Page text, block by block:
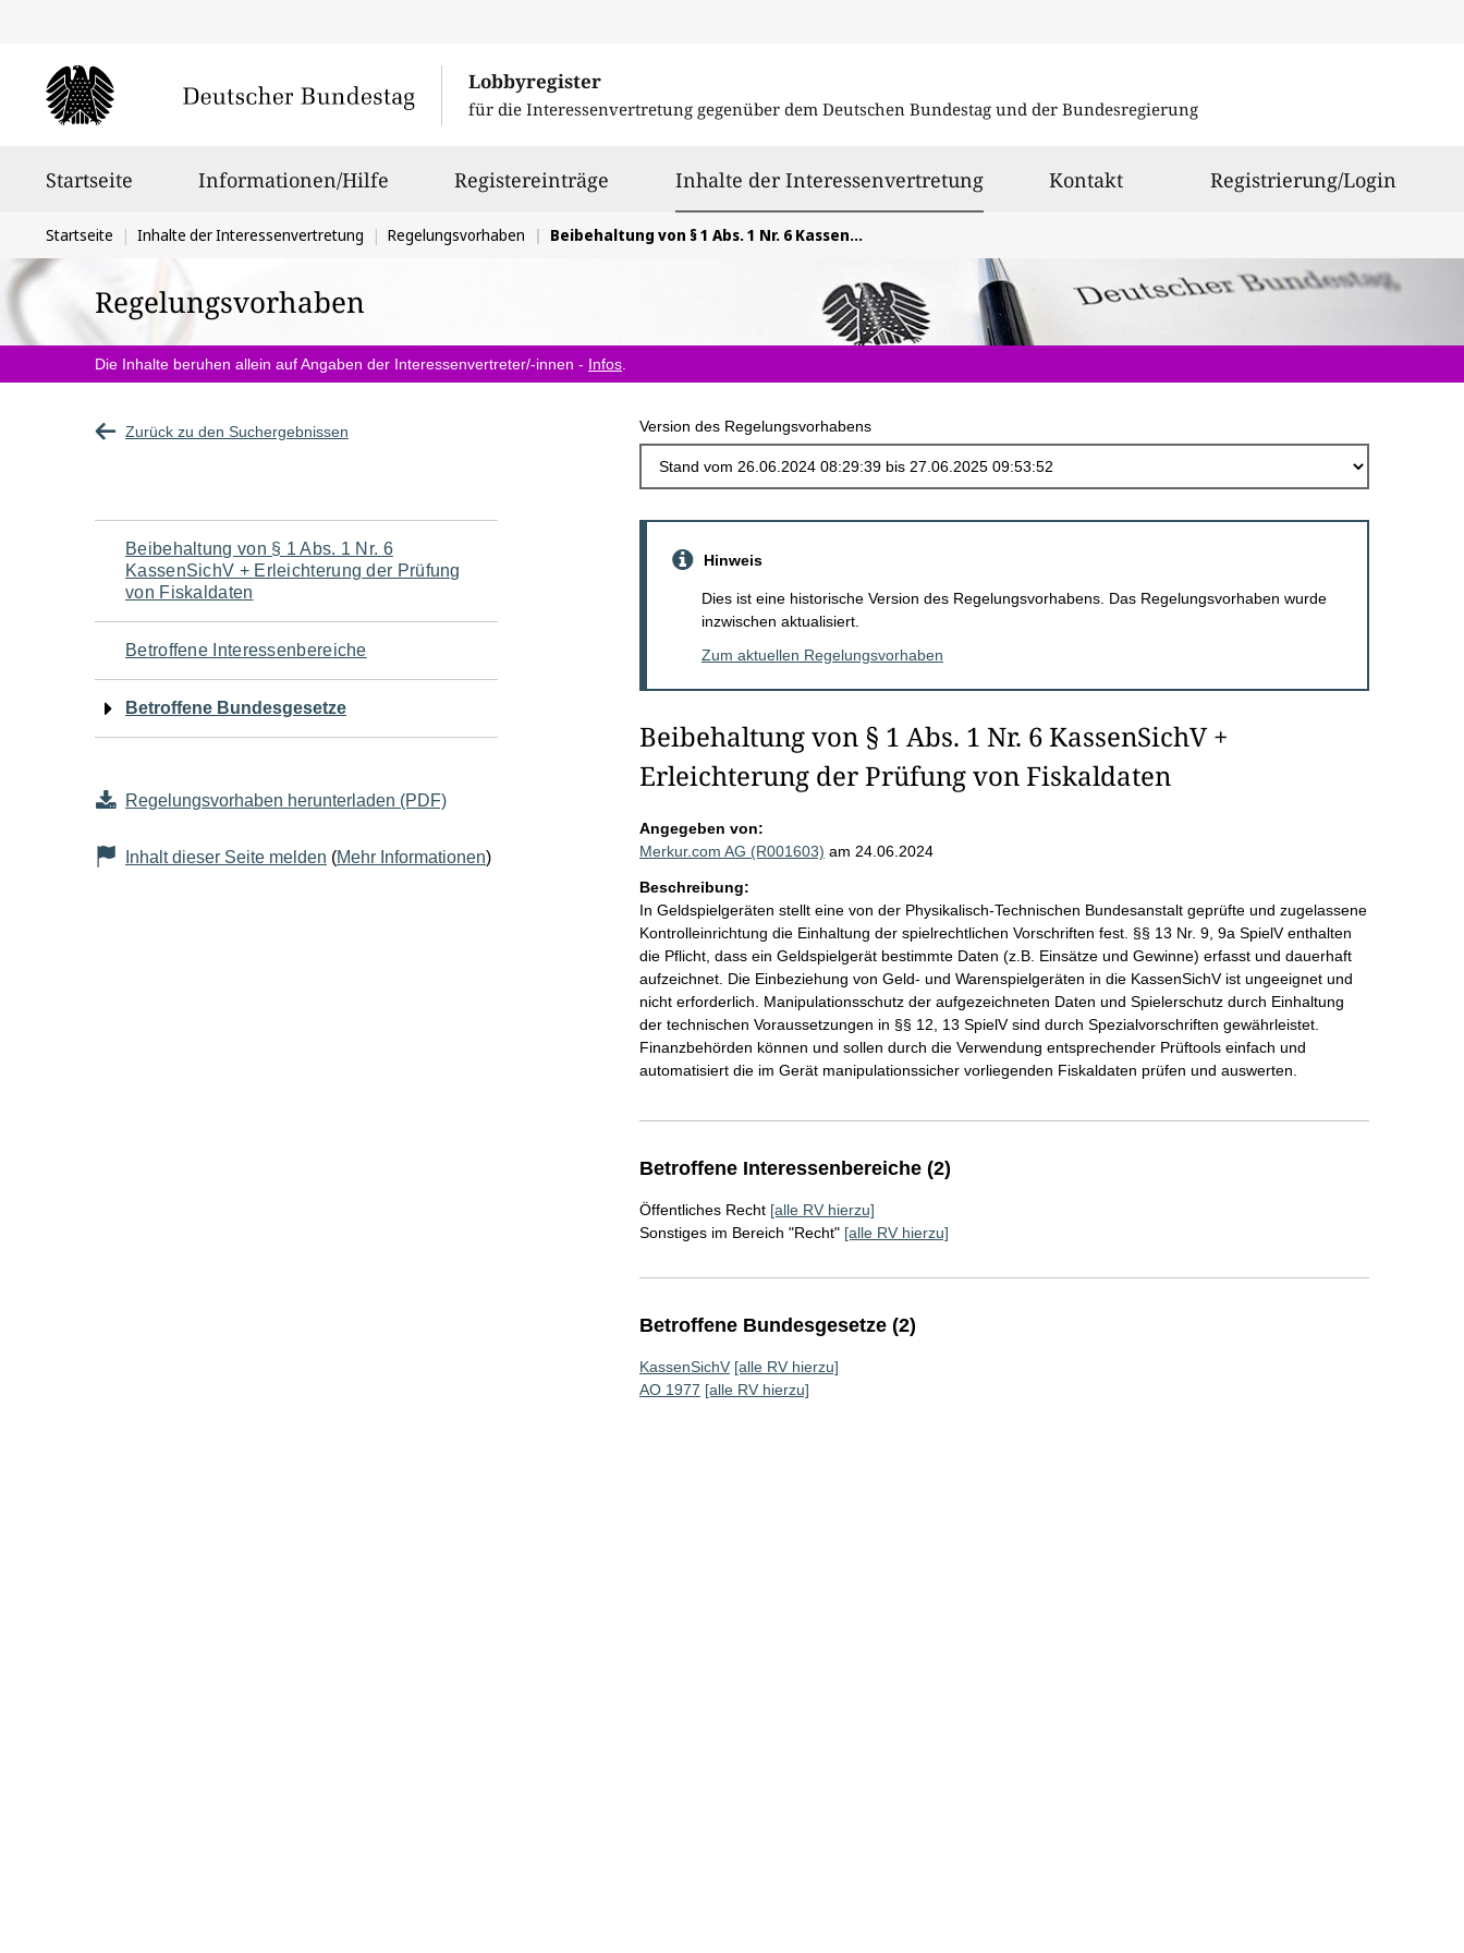
Lobbyregister
für die Interessenvertretung gegenüber dem Deutschen Bundestag und der Bundesregierung
Startseite Informationen/Hilfe Registereinträge Inhalte der Interessenvertretungausgewählt
Kontakt Registrierung/Login
Sie
befinden
sich
hier:
Startseite Inhalte der Interessenvertretung Regelungsvorhaben Beibehaltung von § 1 Abs. 1 Nr. 6 KassenSichV + Erleichterung der Prüfung von Fiskaldaten
Regelungsvorhaben
Die Inhalte beruhen allein auf Angaben der Interessenvertreter/-innen - Infos
Zurück zu den Suchergebnissen Version des Regelungsvorhabens
Navigation
für
den
Seiteninhalt
Beibehaltung von § 1 Abs. 1 Nr. 6
KassenSichV + Erleichterung der Prüfung
von Fiskaldaten
Betroffene Interessenbereiche
Betroffene Bundesgesetze
Regelungsvorhaben herunterladen (PDF)
Inhalt dieser Seite melden (Mehr Informationen)
Hinweis
Dies ist eine historische Version des Regelungsvorhabens. Das Regelungsvorhaben wurde
inzwischen aktualisiert.
Zum aktuellen Regelungsvorhaben
Beibehaltung von § 1 Abs. 1 Nr. 6 KassenSichV +
Erleichterung der Prüfung von Fiskaldaten
Angegeben von:
Merkur.com AG (R001603) am 24.06.2024
Beschreibung:
In Geldspielgeräten stellt eine von der Physikalisch-Technischen Bundesanstalt geprüfte und zugelassene
Kontrolleinrichtung die Einhaltung der spielrechtlichen Vorschriften fest. §§ 13 Nr. 9, 9a SpielV enthalten
die Pflicht, dass ein Geldspielgerät bestimmte Daten (z.B. Einsätze und Gewinne) erfasst und dauerhaft
aufzeichnet. Die Einbeziehung von Geld- und Warenspielgeräten in die KassenSichV ist ungeeignet und
nicht erforderlich. Manipulationsschutz der aufgezeichneten Daten und Spielerschutz durch Einhaltung
der technischen Voraussetzungen in §§ 12, 13 SpielV sind durch Spezialvorschriften gewährleistet.
Finanzbehörden können und sollen durch die Verwendung entsprechender Prüftools einfach und
automatisiert die im Gerät manipulationssicher vorliegenden Fiskaldaten prüfen und auswerten.
Betroffene Interessenbereiche (2)
Öffentliches Recht [alle RV hierzu]
Sonstiges im Bereich "Recht" [alle RV hierzu]
Betroffene Bundesgesetze (2)
KassenSichV [alle RV hierzu]
AO 1977 [alle RV hierzu]